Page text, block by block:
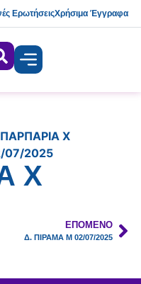
ΕρωτήσειςΧρήσιμα Έγγραφα
X
07/2025
X
ΕΠΌΜΕΝΟ
Δ. ΠΙΡΑΜΑ Μ 02/07/2025